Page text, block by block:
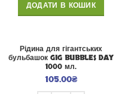
ДОДАТИ В КОШИК
Рідина для гігантських
бульбашок GIG BUBBLES DAY
1000 мл.
105.00₴